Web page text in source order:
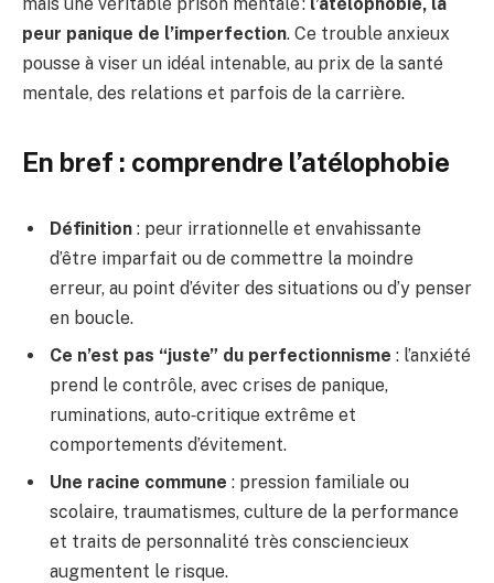
peur panique de l’imperfection. Ce trouble anxieux
pousse à viser un idéal intenable, au prix de la santé
mentale, des relations et parfois de la carrière.
En bref : comprendre l’atélophobie
Définition : peur irrationnelle et envahissante
d’être imparfait ou de commettre la moindre
erreur, au point d’éviter des situations ou d’y penser
en boucle.
Ce n’est pas “juste” du perfectionnisme : l’anxiété
prend le contrôle, avec crises de panique,
ruminations, auto‑critique extrême et
comportements d’évitement.
Une racine commune : pression familiale ou
scolaire, traumatismes, culture de la performance
et traits de personnalité très consciencieux
augmentent le risque.